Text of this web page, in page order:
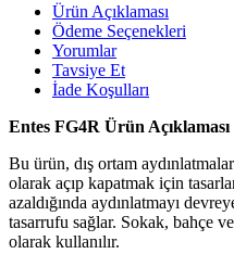
Ürün Açıklaması
Ödeme Seçenekleri
Yorumlar
Tavsiye Et
İade Koşulları
Entes FG4R Ürün Açıklaması
Bu ürün, dış ortam
olarak açıp kapatmak için
azaldığında aydınlatmayı
tasarrufu sağlar. Sokak, bahçe
olarak kullanılır.